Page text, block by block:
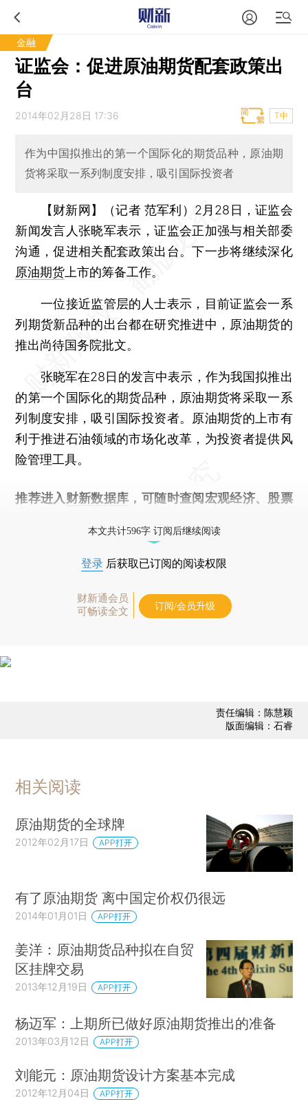
金融
证监会：促进原油期货配套政策出
台
2014年02月28日 17:36 T中
作为中国拟推出的第一个国际化的期货品种，原油期
货将采取一系列制度安排，吸引国际投资者
【财新网】（记者 范军利） 2月28日，证监会
新闻发言人张晓军表示，证监会正加强与相关部委
沟通，促进相关配套政策出台。下一步将继续深化
原油期货 上市的筹备工作。
一位接近监管层的人士表示，目前证监会一系
列期货新品种的出台都在研究推进中，原油期货的
推出尚待国务院批文。
张晓军在28日的发言中表示，作为我国拟推出
的第一个国际化的期货品种，原油期货将采取一系
列制度安排，吸引国际投资者。原油期货的上市有
利于推进石油领域的市场化改革，为投资者提供风
险管理工具。
推荐进入 财新数据库 ，可随时查阅宏观经济、股票
本文共计596字 订阅后继续阅读
登录 后获取已订阅的阅读权限
财新通会员
可畅读全文
订阅/会员升级
责任编辑：陈慧颖
版面编辑：石睿
相关阅读
原油期货的全球牌
2012年02月17日 APP打开
有了原油期货 离中国定价权仍很远
2014年01月01日 APP打开
姜洋：原油期货品种拟在自贸
区挂牌交易
2013年12月19日 APP打开
杨迈军：上期所已做好原油期货推出的准备
2013年03月12日 APP打开
刘能元：原油期货设计方案基本完成
2012年12月04日 APP打开